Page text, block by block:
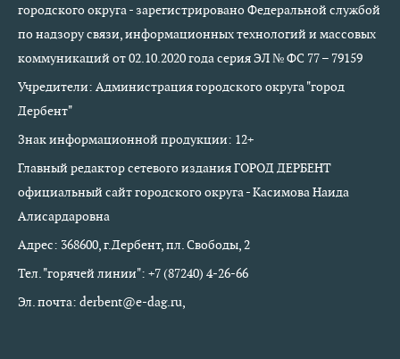
городского округа - зарегистрировано Федеральной службой
по надзору связи, информационных технологий и массовых
коммуникаций от 02.10.2020 года серия ЭЛ № ФС 77 – 79159
Учредители: Администрация городского округа "город
Дербент"
Знак информационной продукции: 12+
Главный редактор сетевого издания ГОРОД ДЕРБЕНТ
официальный сайт городского округа - Касимова Наида
Алисардаровна
Адрес: 368600, г.Дербент, пл. Свободы, 2
Тел. "горячей линии": +7 (87240) 4-26-66
Эл. почта: derbent@e-dag.ru,